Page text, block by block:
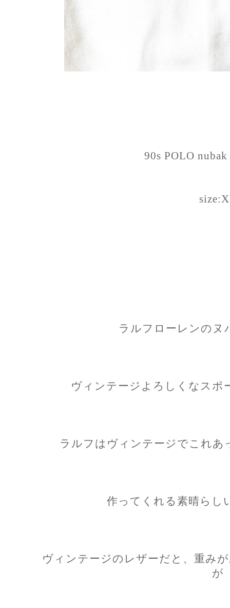
90s POLO
ラルフローレンのヌ
ヴィンテージよろしくなスポ
ラルフはヴィンテージでこれ
作ってくれる素晴らし
ヴィンテージのレザーだと、重み
が